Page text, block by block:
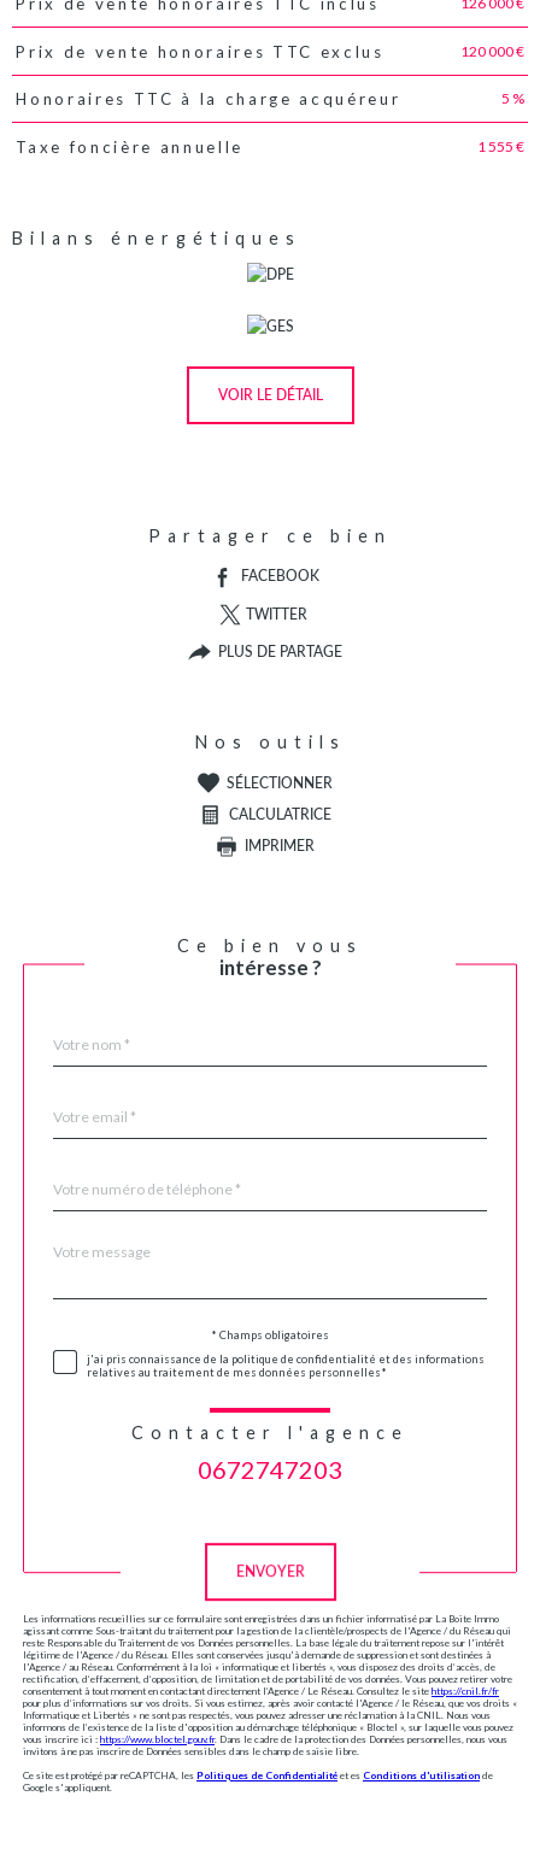
Caractéristiques Valeurs
Prix de vente honoraires TTC exclus 120 000 €
Honoraires TTC à la charge acquéreur 5 %
Taxe foncière annuelle 1 555 €
Bilans énergétiques
VOIR LE DÉTAIL
Partager ce bien
FACEBOOK
TWITTER
PLUS DE PARTAGE
Nos outils
SÉLECTIONNER
CALCULATRICE
IMPRIMER
Ce bien vous
intéresse ?
par
*
*
*
Fieldset
Message
*
* Champs obligatoires
j'ai pris connaissance de la politique de confidentialité et des informations
relatives au traitement de mes données personnelles*
Contacter l'agence
0672747203
ENVOYER
Les informations recueillies sur ce formulaire sont enregistrées dans un fichier informatisé par La Boite Immo
agissant comme Sous-traitant du traitement pour la gestion de la clientèle/prospects de l'Agence / du Réseau qui
reste Responsable du Traitement de vos Données personnelles. La base légale du traitement repose sur l'intérêt
légitime de l'Agence / du Réseau. Elles sont conservées jusqu'à demande de suppression et sont destinées à
l'Agence / au Réseau. Conformément à la loi « informatique et libertés », vous disposez des droits d’accès, de
rectification, d’effacement, d’opposition, de limitation et de portabilité de vos données. Vous pouvez retirer votre
consentement à tout moment en contactant directement l’Agence / Le Réseau. Consultez le site https://cnil.fr/fr
pour plus d’informations sur vos droits. Si vous estimez, après avoir contacté l'Agence / le Réseau, que vos droits «
Informatique et Libertés » ne sont pas respectés, vous pouvez adresser une réclamation à la CNIL. Nous vous
informons de l’existence de la liste d'opposition au démarchage téléphonique « Bloctel », sur laquelle vous pouvez
vous inscrire ici : https://www.bloctel.gouv.fr. Dans le cadre de la protection des Données personnelles, nous vous
invitons à ne pas inscrire de Données sensibles dans le champ de saisie libre.
Ce site est protégé par reCAPTCHA, les Politiques de Confidentialité et es Conditions d'utilisation de
Google s'appliquent.